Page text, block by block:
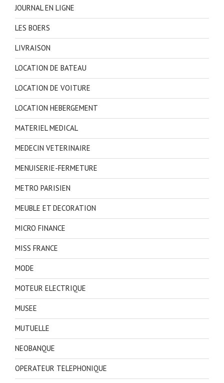
JOURNAL EN LIGNE
LES BOERS
LIVRAISON
LOCATION DE BATEAU
LOCATION DE VOITURE
LOCATION HEBERGEMENT
MATERIEL MEDICAL
MEDECIN VETERINAIRE
MENUISERIE-FERMETURE
METRO PARISIEN
MEUBLE ET DECORATION
MICRO FINANCE
MISS FRANCE
MODE
MOTEUR ELECTRIQUE
MUSEE
MUTUELLE
NEOBANQUE
OPERATEUR TELEPHONIQUE